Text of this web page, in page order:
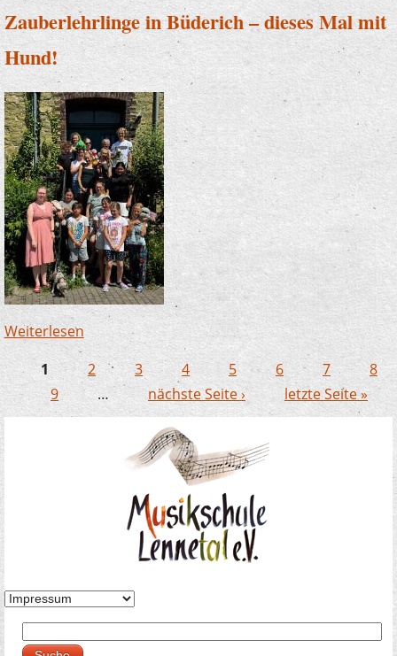
Zauberlehrlinge in Büderich – dieses Mal mit
Hund!
Weiterlesen über Zauberlehrlinge in Büderich – dieses Mal
mit Hund!
Seiten
1 2 3 4 5 6 7
8
9
… nächste Seite › letzte Seite »
Suchformular